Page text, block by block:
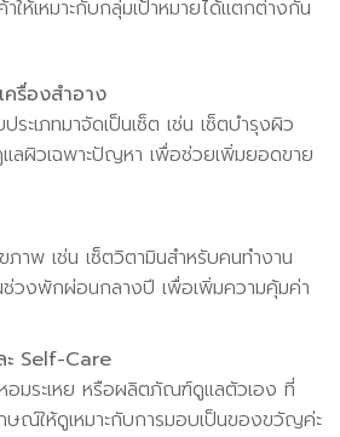
ให้เหมาะกับกลุ่มเป้าหมายได้แตกต่างกัน
ครื่องสำอาง
ระเภทมาจัดเป็นเซ็ต เช่น เซ็ตบำรุงผิว
ลผิวเฉพาะปัญหา เพื่อช่วยเพิ่มยอดขาย
ภาพ เช่น เซ็ตวิตามินสำหรับคนทำงาน
ช่วงพักผ่อนกลางปี เพื่อเพิ่มความคุ้มค่า
Self-Care
อมระเหย หรือผลิตภัณฑ์ดูแลตัวเอง ที่
ณ์ให้ดูเหมาะกับการมอบเป็นของขวัญค่ะ